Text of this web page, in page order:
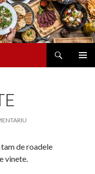
de roadele
vinete.